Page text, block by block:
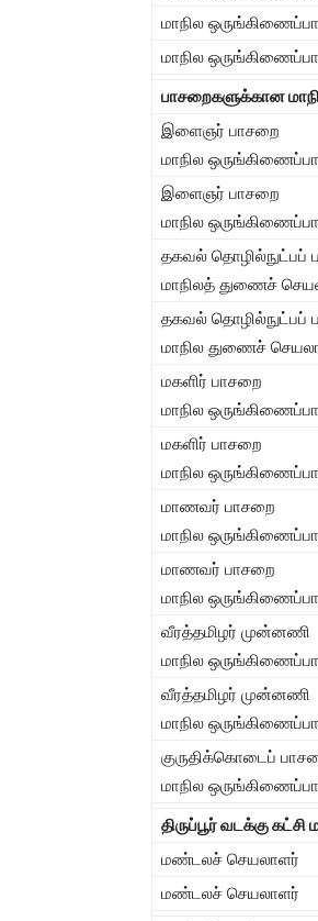
மாநில
மாநில
பாசறைகளுக்கான
இளைஞர் பாசறை
மாநில
இளைஞர் பாசறை
மாநில
தகவல் தொழில்நுட்பப்
மாநிலத் துணைச்
தகவல் தொழில்நுட்பப்
மாநில துணைச்
மகளிர் பாசறை
மாநில
மகளிர் பாசறை
மாநில
மாணவர் பாசறை
மாநில
மாணவர் பாசறை
மாநில
வீரத்தமிழர் முன்னணி
மாநில
வீரத்தமிழர் முன்னணி
மாநில
குருதிக்கொடைப்
மாநில
திருப்பூர் வடக்கு
மண்டலச் செயலாளர்
மண்டலச் செயலாளர்